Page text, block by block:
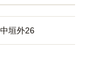
垣外26